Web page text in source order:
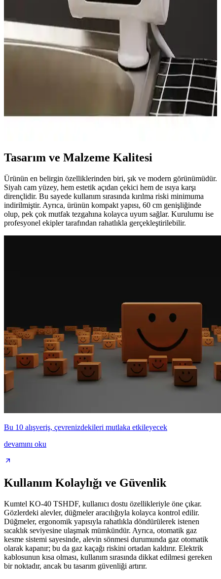
Elektrikli Kıyma Makineleri: Mutfakta Pratiklik ve
Hijyen Sağlayan Çözümler
Elektrikli kıyma makineleri, dayanıklı malzemeleri ve gelişmiş
özellikleriyle mutfakta pratiklik sağlar, hijyen ve güvenlik sunar,
Hızlı Su Isıtıcıları: Modern Yaşam İçin Güvenilir ve
Modern yaşamın vazgeçilmezi olan hızlı su ısıtıcıları, pratiklik, enerji
tasarrufu ve güvenlik özellikleriyle öne çıkar. Farklı modeller ve
Tasarım ve Malzeme Kalitesi
Ürünün en belirgin özelliklerinden biri, şık ve modern görünümüdür.
Siyah cam yüzey, hem estetik açıdan çekici hem de ısıya karşı
dirençlidir. Bu sayede kullanım sırasında kırılma riski minimuma
indirilmiştir. Ayrıca, ürünün kompakt yapısı, 60 cm genişliğinde
olup, pek çok mutfak tezgahına kolayca uyum sağlar. Kurulumu ise
profesyonel ekipler tarafından rahatlıkla gerçekleştirilebilir.
Bu 10 alışveriş, çevrenizdekileri mutlaka etkileyecek
devamını oku
Kullanım Kolaylığı ve Güvenlik
Kumtel KO-40 TSHDF, kullanıcı dostu özellikleriyle öne çıkar.
Gözlerdeki alevler, düğmeler aracılığıyla kolayca kontrol edilir.
Düğmeler, ergonomik yapısıyla rahatlıkla döndürülerek istenen
sıcaklık seviyesine ulaşmak mümkündür. Ayrıca, otomatik gaz
kesme sistemi sayesinde, alevin sönmesi durumunda gaz otomatik
olarak kapanır; bu da gaz kaçağı riskini ortadan kaldırır. Elektrik
kablosunun kısa olması, kullanım sırasında dikkat edilmesi gereken
bir noktadır, ancak bu tasarım güvenliği artırır.